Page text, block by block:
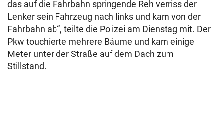
das auf die Fahrbahn springende Reh verriss der
Lenker sein Fahrzeug nach links und kam von der
Fahrbahn ab“, teilte die Polizei am Dienstag mit. Der
Pkw touchierte mehrere Bäume und kam einige
Meter unter der Straße auf dem Dach zum
Stillstand.